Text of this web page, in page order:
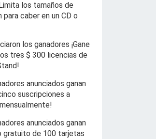
los tamaños de
para caber en un CD o
los ganadores ¡Gane
tres $ 300 licencias de
anunciados ganan
suscripciones a
anunciados ganan
gratuito de 100 tarjetas